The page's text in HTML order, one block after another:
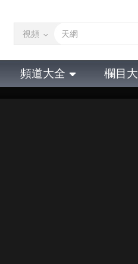
視頻
頻道大全 欄目